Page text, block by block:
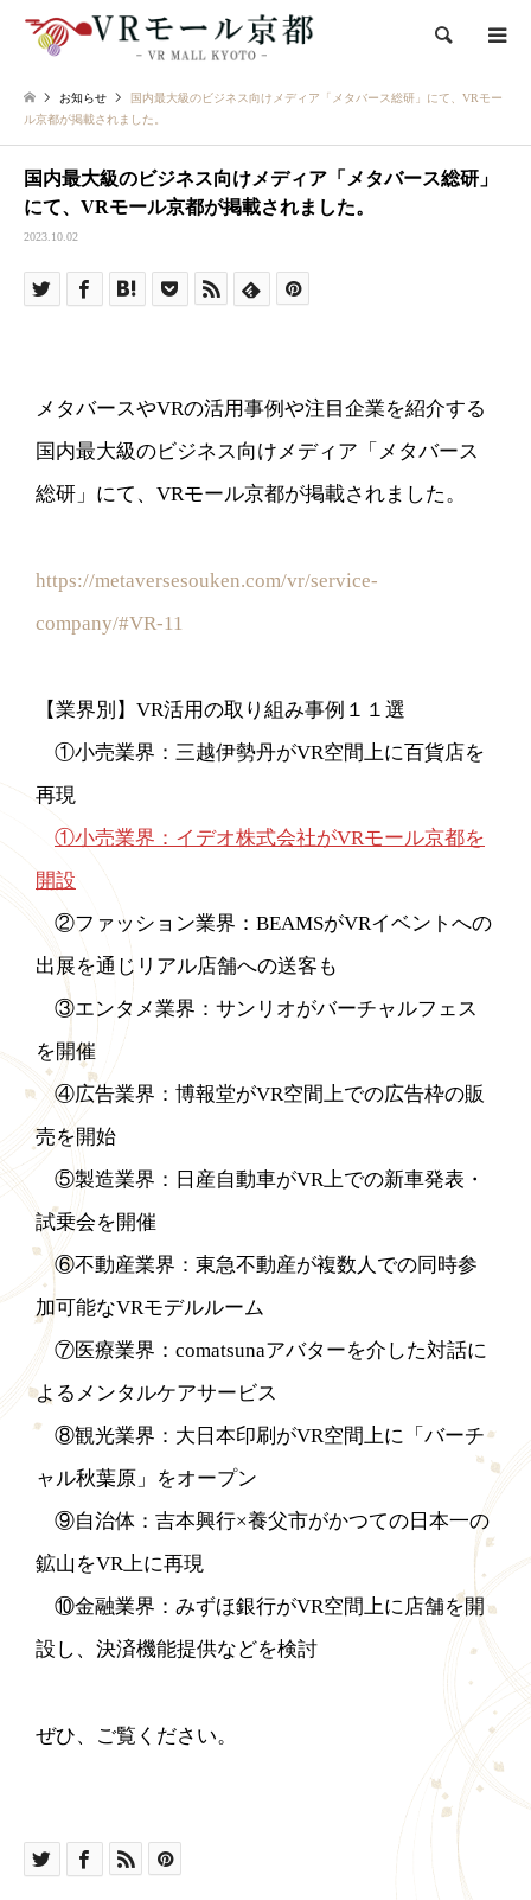
検索
お知らせ
国内最大級のビジネス向けメディア「メタバース総研」にて、VRモー
ル京都が掲載されました。
国内最大級のビジネス向けメディア「メタバース総研」
にて、VRモール京都が掲載されました。
2023.10.02
メタバースやVRの活用事例や注目企業を紹介する
国内最大級のビジネス向けメディア「メタバース
総研」にて、VRモール京都が掲載されました。
https://metaversesouken.com/vr/service-
company/#VR-11
【業界別】VR活用の取り組み事例１１選
①小売業界：三越伊勢丹がVR空間上に百貨店を
再現
①小売業界：イデオ株式会社がVRモール京都を
開設
②ファッション業界：BEAMSがVRイベントへの
出展を通じリアル店舗への送客も
③エンタメ業界：サンリオがバーチャルフェス
を開催
④広告業界：博報堂がVR空間上での広告枠の販
売を開始
⑤製造業界：日産自動車がVR上での新車発表・
試乗会を開催
⑥不動産業界：東急不動産が複数人での同時参
加可能なVRモデルルーム
⑦医療業界：comatsunaアバターを介した対話に
よるメンタルケアサービス
⑧観光業界：大日本印刷がVR空間上に「バーチ
ャル秋葉原」をオープン
⑨自治体：吉本興行×養父市がかつての日本一の
鉱山をVR上に再現
⑩金融業界：みずほ銀行がVR空間上に店舗を開
設し、決済機能提供などを検討
ぜひ、ご覧ください。